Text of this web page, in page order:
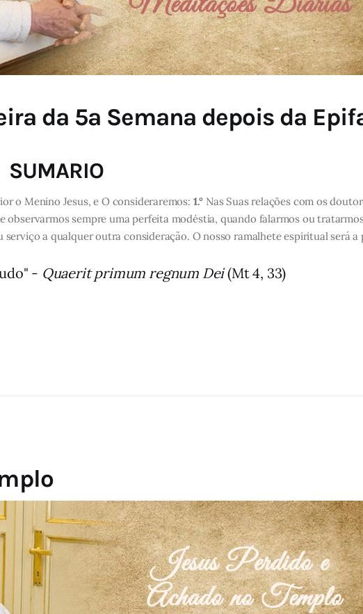
da 5ª Semana depois da
SUMARIO
o Menino Jesus, e O consideraremos: 1.° Nas Suas relações com os
observarmos sempre uma perfeita modéstia, quando falarmos ou
a qualquer outra consideração. O nosso ramalhete espiritual será a
- Quaerit primum regnum Dei(Mt 4, 33)